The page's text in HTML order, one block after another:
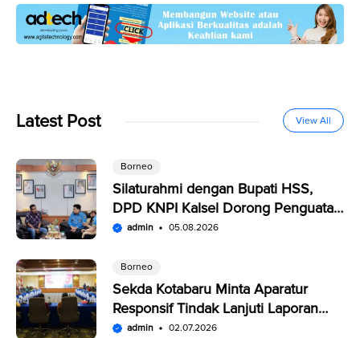
Latest Post View All
Borneo
Silaturahmi dengan Bupati HSS,
DPD KNPI Kalsel Dorong Penguatan
SDM Pemuda
admin 05.08.2026
Borneo
Sekda Kotabaru Minta Aparatur
Responsif Tindak Lanjuti Laporan
Warga di SP4N-LAPOR
admin 02.07.2026